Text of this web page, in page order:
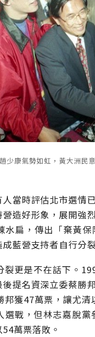
少康氣勢如虹，黃大洲民
當時評估北市選情
造好形象，展開強
水扁，傳出「棄黃
成藍營支持者自行分
裂更是不在話下。
提名資深立委蔡勝
邦獲47萬票，讓尤
選戰，但林志嘉脫
萬票落敗。